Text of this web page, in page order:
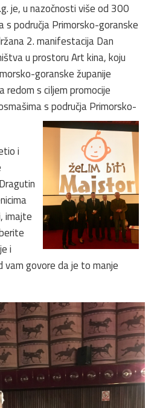
je, u nazočnosti više od 300
s područja Primorsko-goranske
2. manifestacija Dan
u prostoru Art kina, koju
goranske županije
redom s ciljem promocije
s područja Primorsko-
i
imajte
i
govore da je to manje